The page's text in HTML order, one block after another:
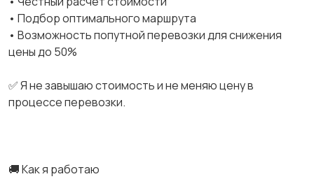
• Подбор оптимального маршрута
• Возможность попутной перевозки для снижения
цены до 50%
✅ Я не завышаю стоимость и не меняю цену в
процессе перевозки.
🚚 Как я работаю